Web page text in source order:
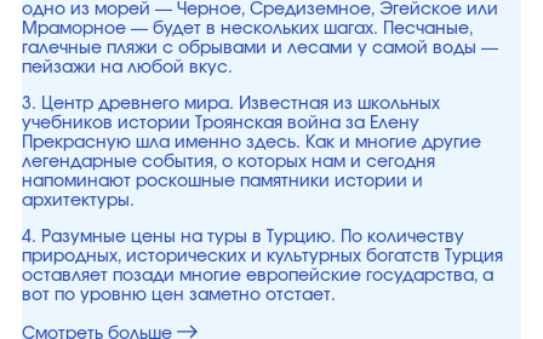
одно из морей — Черное, Средиземное, Эгейское или
Мраморное — будет в нескольких шагах. Песчаные,
галечные пляжи с обрывами и лесами у самой воды —
пейзажи на любой вкус.
3. Центр древнего мира. Известная из школьных
учебников истории Троянская война за Елену
Прекрасную шла именно здесь. Как и многие другие
легендарные события, о которых нам и сегодня
напоминают роскошные памятники истории и
архитектуры.
4. Разумные цены на туры в Турцию. По количеству
природных, исторических и культурных богатств Турция
оставляет позади многие европейские государства, а
вот по уровню цен заметно отстает.
Смотреть больше